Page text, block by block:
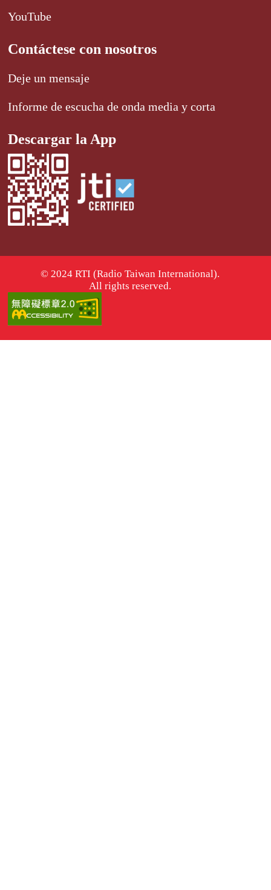
YouTube
Contáctese con nosotros
Deje un mensaje
Informe de escucha de onda media y corta
Descargar la App
© 2024 RTI (Radio Taiwan International).
All rights reserved.